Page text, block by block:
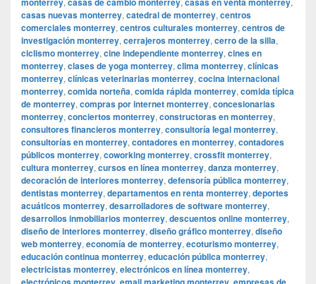
casas nuevas monterrey, catedral de monterrey, centros
comerciales monterrey, centros culturales monterrey, centros de
investigación monterrey, cerrajeros monterrey, cerro de la silla,
ciclismo monterrey, cine independiente monterrey, cines en
monterrey, clases de yoga monterrey, clima monterrey, clínicas
monterrey, clínicas veterinarias monterrey, cocina internacional
monterrey, comida norteña, comida rápida monterrey, comida típica
de monterrey, compras por internet monterrey, concesionarias
monterrey, conciertos monterrey, constructoras en monterrey,
consultores financieros monterrey, consultoría legal monterrey,
consultorías en monterrey, contadores en monterrey, contadores
públicos monterrey, coworking monterrey, crossfit monterrey,
cultura monterrey, cursos en línea monterrey, danza monterrey,
decoración de interiores monterrey, defensoría pública monterrey,
dentistas monterrey, departamentos en renta monterrey, deportes
acuáticos monterrey, desarrolladores de software monterrey,
desarrollos inmobiliarios monterrey, descuentos online monterrey,
diseño de interiores monterrey, diseño gráfico monterrey, diseño
web monterrey, economía de monterrey, ecoturismo monterrey,
educación continua monterrey, educación pública monterrey,
electricistas monterrey, electrónicos en línea monterrey,
, ,